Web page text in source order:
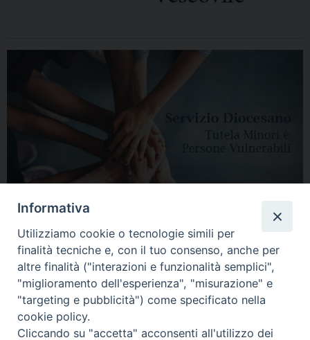
HOME DIOCESI VESCOVO CURIA VESCOVILE NEWS
APPUNTAMENTI CONTATTI SERVIZIO ANTENATI
Informativa
Utilizziamo cookie o tecnologie simili per
finalità tecniche e, con il tuo consenso, anche per
altre finalità ("interazioni e funzionalità semplici",
"miglioramento dell'esperienza", "misurazione" e
"targeting e pubblicità") come specificato nella
cookie policy.
Cliccando su "accetta" acconsenti all'utilizzo dei